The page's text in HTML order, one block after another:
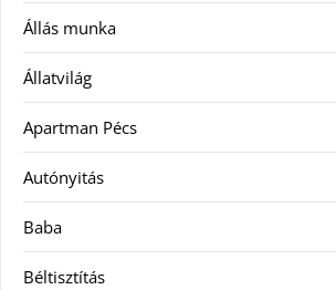
Állás munka
Állatvilág
Apartman Pécs
Autónyitás
Baba
Béltisztítás